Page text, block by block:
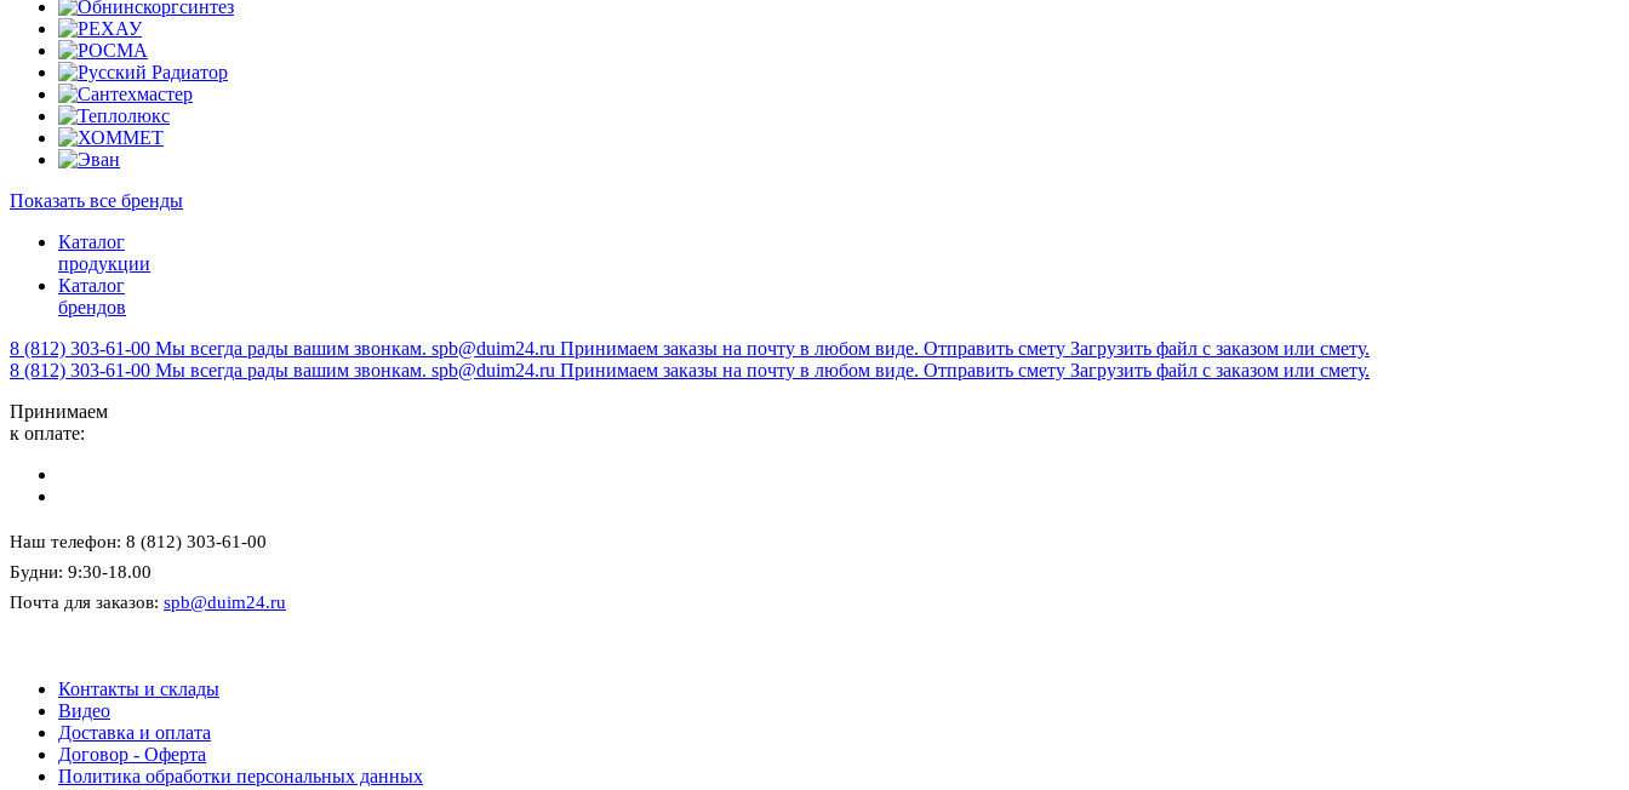
Показать все бренды
Каталог
продукции
Каталог
брендов
8 (812) 303-61-00 Мы всегда рады вашим звонкам. spb@duim24.ru Принимаем заказы на почту в любом виде. Отправить смету Загрузить файл с заказом или смету.
8 (812) 303-61-00 Мы всегда рады вашим звонкам. spb@duim24.ru Принимаем заказы на почту в любом виде. Отправить смету Загрузить файл с заказом или смету.
Принимаем
к оплате:
Наш телефон: 8 (812) 303-61-00
Будни: 9:30-18.00
Почта для заказов: spb@duim24.ru
Контакты и склады
Видео
Доставка и оплата
Договор - Оферта
Политика обработки персональных данных